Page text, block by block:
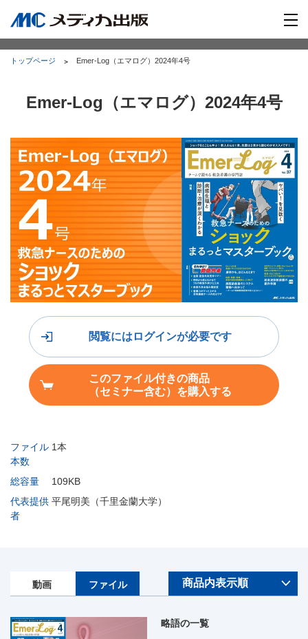
トップページ Emer-Log（エマログ）2024年4号
Emer-Log（エマログ）2024年4号
ファイル
本数
1本
総容量
109KB
代表提供
者
平尾明美（千里金蘭大学）
閲覧にはログインが必要です
このファイル付きの商品
（セミナー含む）を購入する
動画 ファイル
略語の一覧